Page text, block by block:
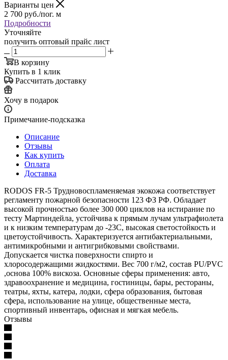
Варианты цен
2 700 руб./пог. м
Подробности
Уточняйте
получить оптовый прайс лист
В корзину
Купить в 1 клик
Рассчитать доставку
Хочу в подарок
Примечание-подсказка
Описание
Отзывы
Как купить
Оплата
Доставка
RODOS FR-5 Трудновоспламеняемая экокожа соответствует
регламенту пожарной безопасности 123 ФЗ РФ. Обладает
высокой прочностью более 300 000 циклов на истирание по
тесту Мартиндейла, устойчива к прямым лучам ультрафиолета
и к низким температурам до -23C, высокая светостойкость и
цветоустойчивость. Характеризуется антибактериальными,
антимикробными и антигрибковыми свойствами.
Допускается чистка поверхности спирто и
хлоросодержащими жидкостями. Вес 700 г/м2, состав PU/PVC
,основа 100% вискоза. Основные сферы применения: авто,
здравоохранение и медицина, гостиницы, бары, рестораны,
театры, яхты, катера, лодки, сфера образования, бытовая
сфера, использование на улице, общественные места,
спортивный инвентарь, офисная и мягкая мебель.
Отзывы